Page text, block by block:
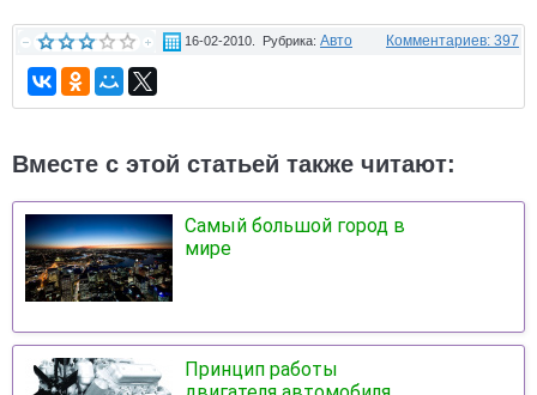
16-02-2010. Рубрика: Авто Комментариев: 397
Вместе с этой статьей также читают:
Самый большой город в
мире
Принцип работы